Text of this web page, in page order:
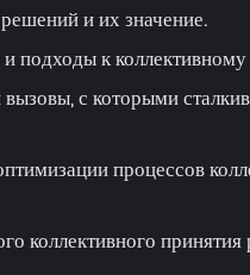
и их значение.
подходы к
с которыми
процессов
коллективного